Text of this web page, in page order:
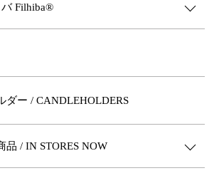
・ウエア / フィリバ Filhiba®︎
ダー / CANDLEHOLDERS
品 / IN STORES NOW